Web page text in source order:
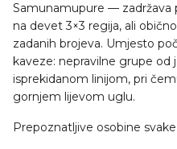
Samunamupure — zadržava
na devet 3×3 regija, ali
zadanih brojeva. Umjesto
kaveze: nepravilne grupe od
isprekidanom linijom, pri
gornjem lijevom uglu.
Prepoznatljive osobine